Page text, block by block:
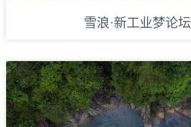
雪浪·新工业梦论坛